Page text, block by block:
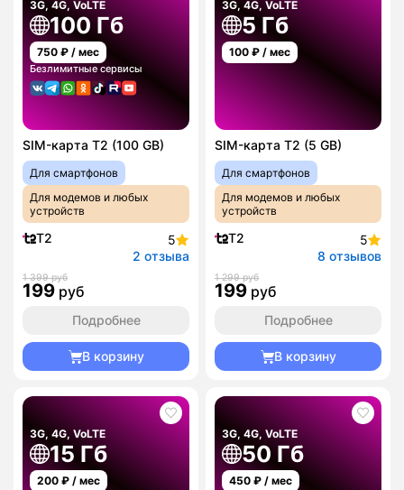
3G, 4G, VoLTE
100 Гб
750 ₽ / мес
Безлимитные сервисы
SIM-карта T2 (100 GB)
Для смартфонов
Для модемов и любых
устройств
T2
5
2 отзыва
1 399 руб
199 руб
Подробнее
В корзину
3G, 4G, VoLTE
5 Гб
100 ₽ / мес
SIM-карта T2 (5 GB)
Для смартфонов
Для модемов и любых
устройств
T2
5
8 отзывов
1 299 руб
199 руб
Подробнее
В корзину
3G, 4G, VoLTE
15 Гб
200 ₽ / мес
3G, 4G, VoLTE
50 Гб
450 ₽ / мес